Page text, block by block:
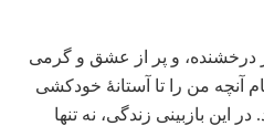
و پر از عشق و گرمی
آنچه من را تا آستانۀ خودکشی
این بازبینی زندگی، نه تنها